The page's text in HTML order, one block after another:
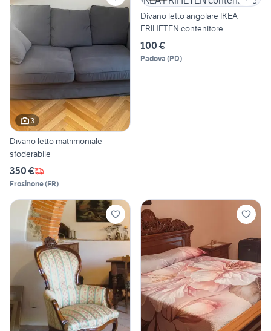
3
Divano letto matrimoniale
sfoderabile
350 €
Frosinone(FR)
Divano letto angolare IKEA
FRIHETEN contenitore
100 €
Padova (PD)